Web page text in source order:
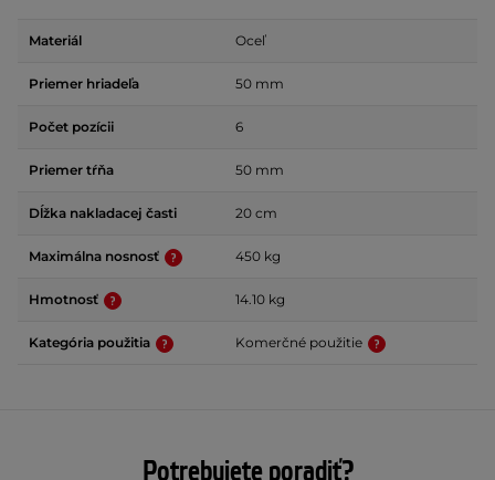
Materiál Oceľ
Priemer hriadeľa 50 mm
Počet pozícii 6
Priemer tŕňa 50 mm
Dĺžka nakladacej časti 20 cm
Maximálna nosnosť 450 kg
Hmotnosť 14.10 kg
Kategória použitia Komerčné použitie
Potrebujete poradiť?